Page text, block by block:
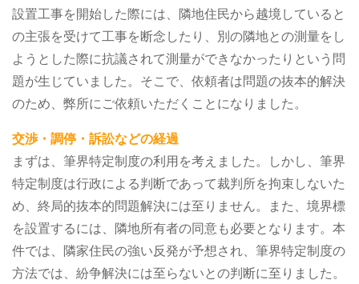
設置工事を開始した際には、隣地住民から越境していると
の主張を受けて工事を断念したり、別の隣地との測量をし
ようとした際に抗議されて測量ができなかったりという問
題が生じていました。そこで、依頼者は問題の抜本的解決
のため、弊所にご依頼いただくことになりました。
交渉・調停・訴訟などの経過
まずは、筆界特定制度の利用を考えました。しかし、筆界
特定制度は行政による判断であって裁判所を拘束しないた
め、終局的抜本的問題解決には至りません。また、境界標
を設置するには、隣地所有者の同意も必要となります。本
件では、隣家住民の強い反発が予想され、筆界特定制度の
方法では、紛争解決には至らないとの判断に至りました。